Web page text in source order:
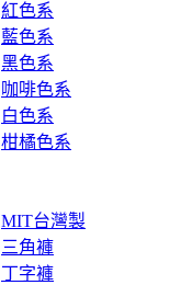
紅色系
藍色系
黑色系
咖啡色系
白色系
柑橘色系
MIT台灣製
三角褲
丁字褲